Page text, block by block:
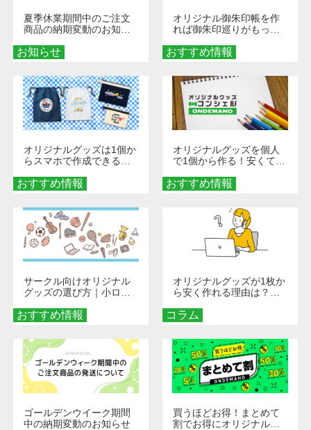
お知らせ
夏季休業期間中のご注文
商品の納期変動のお知ら
おすすめ情報
オリジナル御朱印帳を作
れば御朱印巡りがもっと
ダーメイドする魅力と選
び方
おすすめ情報
オリジナルグッズは1個か
らスマホで作成できる！
くなる巾着＆ポーチ活用
術
おすすめ情報
オリジナルグッズを個人
で1個から作る！安くて簡
秘訣
おすすめ情報
サークル向けオリジナル
グッズの選び方｜小ロッ
める秘訣
コラム
オリジナルグッズが1枚か
ら安く作れる理由は？オ
とメリットを解説
ゴールデンウイーク期間
中の納期変動のお知らせ
買うほどお得！まとめて
割でお得にオリジナルグ